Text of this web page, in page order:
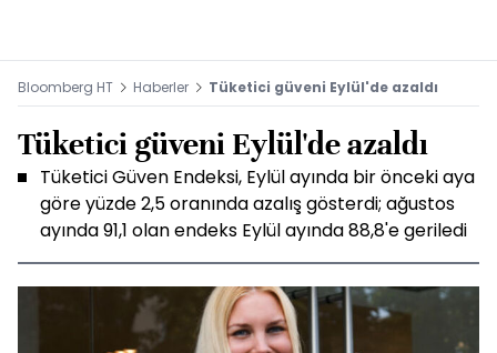
Bloomberg HT Haberler Tüketici güveni Eylül'de azaldı
Tüketici güveni Eylül'de azaldı
Tüketici Güven Endeksi, Eylül ayında bir önceki aya
göre yüzde 2,5 oranında azalış gösterdi; ağustos
ayında 91,1 olan endeks Eylül ayında 88,8'e geriledi